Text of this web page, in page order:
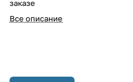
заказе
Все описание